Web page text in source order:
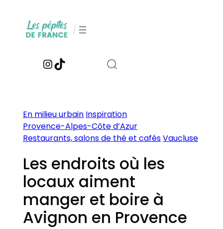
contenu
/
Instagram
TikTok
En milieu urbain Inspiration
Provence-Alpes-Côte d’Azur
Restaurants, salons de thé et cafésVaucluse
Les endroits où les
locaux aiment
manger et boire à
Avignon en Provence